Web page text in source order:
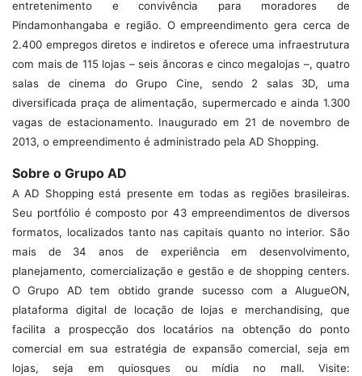
entretenimento e convivência para moradores de
Pindamonhangaba e região. O empreendimento gera cerca de
2.400 empregos diretos e indiretos e oferece uma infraestrutura
com mais de 115 lojas – seis âncoras e cinco megalojas –, quatro
salas de cinema do Grupo Cine, sendo 2 salas 3D, uma
diversificada praça de alimentação, supermercado e ainda 1.300
vagas de estacionamento. Inaugurado em 21 de novembro de
2013, o empreendimento é administrado pela AD Shopping.
Sobre o Grupo AD
A AD Shopping está presente em todas as regiões brasileiras.
Seu portfólio é composto por 43 empreendimentos de diversos
formatos, localizados tanto nas capitais quanto no interior. São
mais de 34 anos de experiência em desenvolvimento,
planejamento, comercialização e gestão e de shopping centers.
O Grupo AD tem obtido grande sucesso com a AlugueON,
plataforma digital de locação de lojas e merchandising, que
facilita a prospecção dos locatários na obtenção do ponto
comercial em sua estratégia de expansão comercial, seja em
lojas, seja em quiosques ou mídia no mall. Visite: